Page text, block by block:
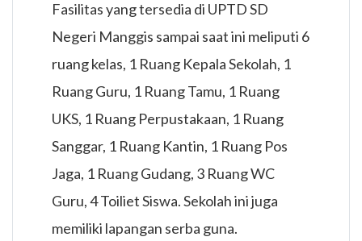
Fasilitas yang tersedia di UPTD SD
Negeri Manggis sampai saat ini meliputi 6
ruang kelas, 1 Ruang Kepala Sekolah, 1
Ruang Guru, 1 Ruang Tamu, 1 Ruang
UKS, 1 Ruang Perpustakaan, 1 Ruang
Sanggar, 1 Ruang Kantin, 1 Ruang Pos
Jaga, 1 Ruang Gudang, 3 Ruang WC
Guru, 4 Toiliet Siswa. Sekolah ini juga
memiliki lapangan serba guna.